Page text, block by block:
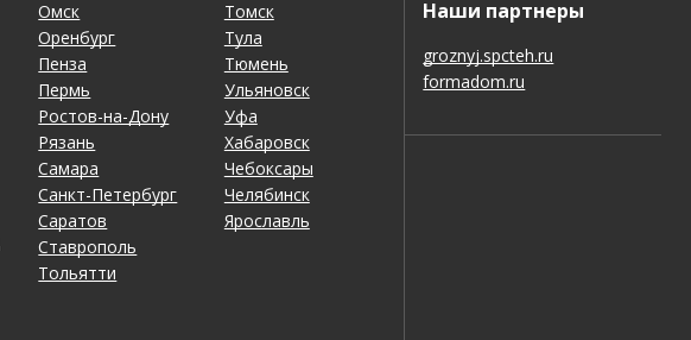
Омск
Оренбург
Пенза
Пермь
Ростов-на-Дону
Рязань
Самара
Санкт-Петербург
Саратов
Ставрополь
Тольятти
Томск
Тула
Тюмень
Ульяновск
Уфа
Хабаровск
Чебоксары
Челябинск
Ярославль
Наши партнеры
groznyj.spcteh.ru
formadom.ru